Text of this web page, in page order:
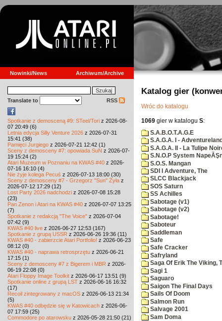
Nowinki/News Archiwum/Archive
Translate to RSS
Spotkanie z demosceną #9: STeel/Tori z 2026-08-
07 20:49 (6)
Letnia edycja Silly Venture 2026 z 2026-07-31
15:41 (38)
Pamięci Jurgiego z 2026-07-21 12:42 (1)
Sceny z demosceny #7: opowiada SuN z 2026-07-
19 15:24 (2)
Atari Muzeum w Poznaniu na KWAS #40 z 2026-
07-16 16:10 (4)
Nie żyje kolega Pecuś z 2026-07-13 18:00 (30)
Sceny z demosceny #7 - Grzegorz "Sun" Żyła z
2026-07-12 17:29 (12)
Lost Party 2026 nadchodzi z 2026-07-08 15:28
(23)
Pan Zenon i Atari na KWAS #40 z 2026-07-07 13:25
(7)
Spotkanie z redakcją "The Voice" z 2026-07-04
07:42 (9)
KWAS #40 live z 2026-06-27 12:53 (167)
Spotkanie z grupą USSR z 2026-06-26 19:36 (11)
KWAS #40 - zabierzcie Atari Portfolio! z 2026-06-23
08:12 (0)
KWAS #40 - naprawa retrosprzętu z 2026-06-21
17:15 (1)
Sceny z demosceny #7 z Bigerem i MBR z 2026-
06-19 22:08 (0)
Atari Floppy Image Toolkit z 2026-06-17 13:51 (9)
Spotkanie online z grupą LST z 2026-06-16 16:32
(17)
Recoil zintegrowany z macOS z 2026-06-13 21:34
(5)
KWAS #40 odbędzie się w Katowicach z 2026-06-
07 17:59 (25)
Commodore po atarowsku z 2026-05-28 21:50 (21)
Katalog gier
Wróc do katalogu
1069 gier w katalogu S:
S.A.B.O.T.A.G.E
S.A.G.A. I -
S.A.G.A. II - La Tulipe
S.N.O.P System
S.O.S. Mangan
SDI I Adventure, The
SLCC Blackjack
SOS Saturn
SS Achilles
Sabotage (v1)
Sabotage (v2)
Sabotage!
Saboteur
Saddleman
Safe
Safe Cracker
Safryland
Saga Of Erik The Viking,
Sagi 1
Saguaro
Saigon The Final Days
Sails Of Doom
Salmon Run
Salvage 2001
Sam Doma